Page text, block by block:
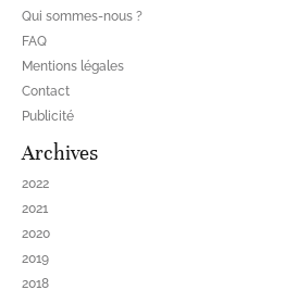
Qui sommes-nous ?
FAQ
Mentions légales
Contact
Publicité
Archives
2022
2021
2020
2019
2018